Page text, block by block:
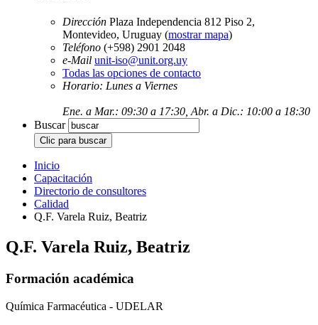
Dirección Plaza Independencia 812 Piso 2,
Montevideo, Uruguay (mostrar mapa)
Teléfono (+598) 2901 2048
e-Mail unit-iso@unit.org.uy
Todas las opciones de contacto
Horario: Lunes a Viernes
Ene. a Mar.: 09:30 a 17:30, Abr. a Dic.: 10:00 a 18:30
Buscar
Inicio
Capacitación
Directorio de consultores
Calidad
Q.F. Varela Ruiz, Beatriz
Q.F. Varela Ruiz, Beatriz
Formación académica
Química Farmacéutica - UDELAR